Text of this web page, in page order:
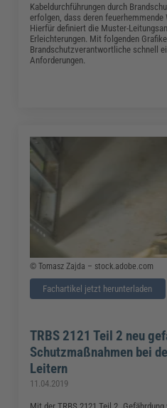
Kabeldurchführungen durch
erfolgen, dass deren
Hierfür definiert die Muster-
Erleichterungen. Mit folgenden
Brandschutzverantwortliche schnell
Anforderungen.
© Tomasz Zajda – stock.adobe.com
Fachartikel jetzt herunterladen
TRBS 2121 Teil 2 neu
Schutzmaßnahmen bei
Leitern
11.04.2019